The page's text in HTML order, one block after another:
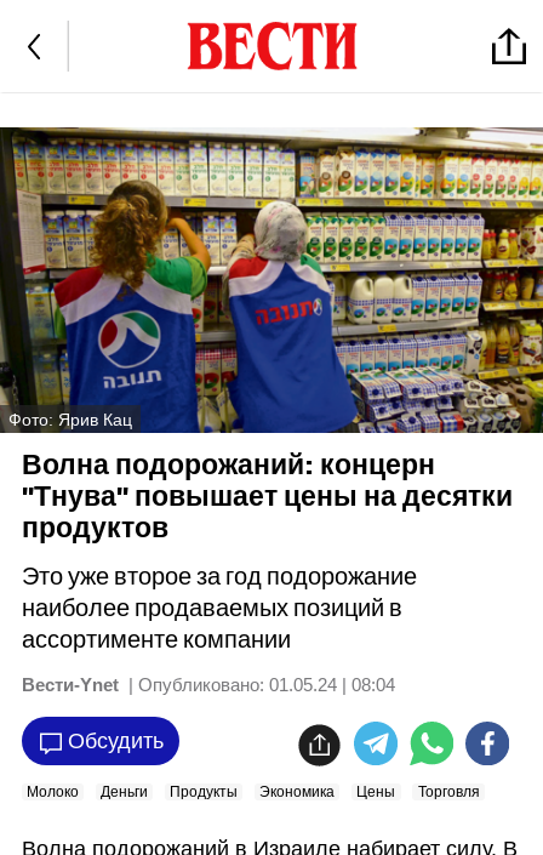
Фото: Ярив Кац
Волна подорожаний: концерн
"Тнува" повышает цены на десятки
продуктов
Это уже второе за год подорожание
наиболее продаваемых позиций в
ассортименте компании
Вести-Ynet | Опубликовано: 01.05.24 | 08:04
Обсудить
Молоко Деньги Продукты Экономика Цены Торговля
Волна подорожаний в Израиле набирает силу. В